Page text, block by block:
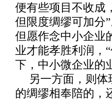
便有些项目不收成
但限度绸缪可加分
但愿作念中小企业
业才能孝胜利润，
下，中小微企业的
另一方面，则
的绸缪相奉陪的，